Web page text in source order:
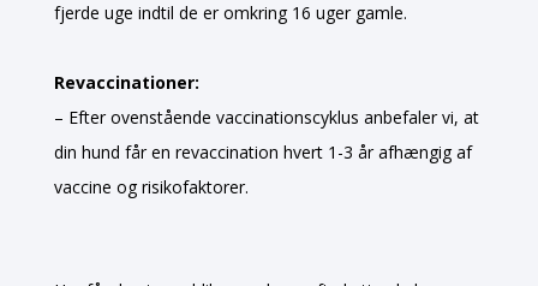
fjerde uge indtil de er omkring 16 uger gamle.
Revaccinationer:
– Efter ovenstående vaccinationscyklus anbefaler vi, at
din hund får en revaccination hvert 1-3 år afhængig af
vaccine og risikofaktorer.